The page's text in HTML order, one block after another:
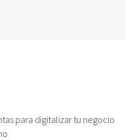
para digitalizar tu negocio